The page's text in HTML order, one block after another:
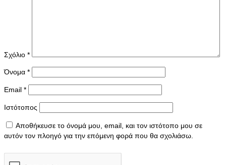
Σχόλιο *
Όνομα *
Email *
Ιστότοπος
Αποθήκευσε το όνομά μου, email, και τον ιστότοπο μου σε
αυτόν τον πλοηγό για την επόμενη φορά που θα σχολιάσω.